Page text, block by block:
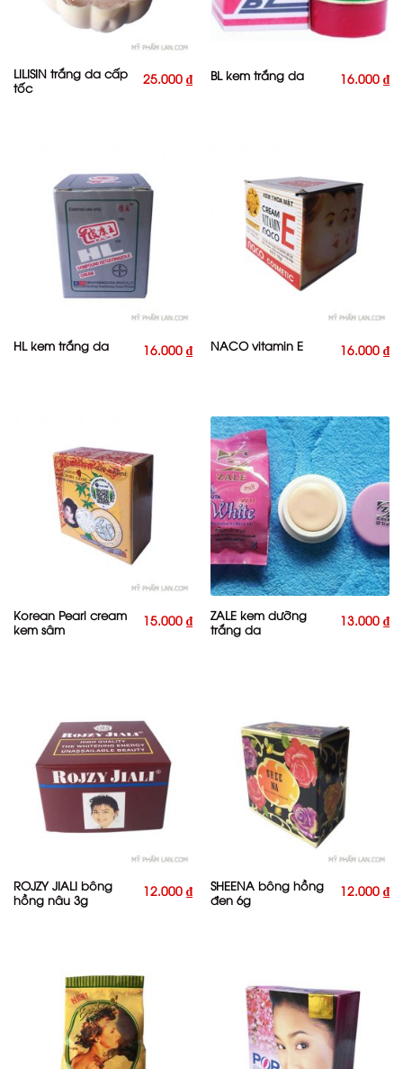
LILISIN trắng da cấp
tốc
25.000₫ BL kem trắng da 16.000₫
HL kem trắng da 16.000₫ NACO vitamin E 16.000₫
Korean Pearl cream
kem sâm
15.000₫
ZALE kem dưỡng
trắng da
13.000₫
ROJZY JIALI bông
hồng nâu 3g
12.000₫
SHEENA bông hồng
đen 6g
12.000₫